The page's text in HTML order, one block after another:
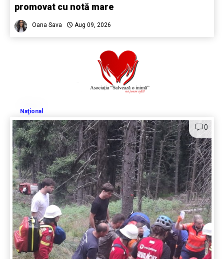
promovat cu notă mare
Oana Sava Aug 09, 2026
Naţional
0